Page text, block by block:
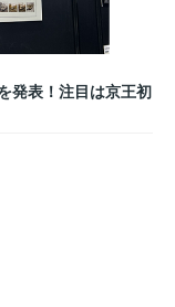
発表！注目は京王初